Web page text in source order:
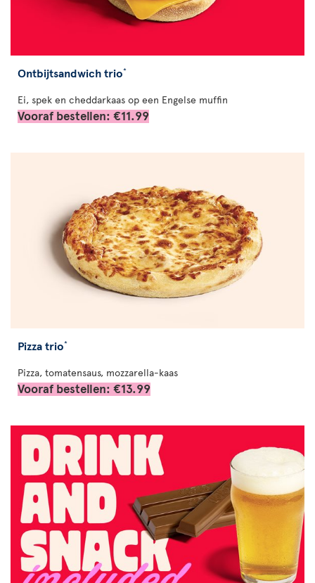
Ontbijtsandwich trio*
Ei, spek en cheddarkaas op een Engelse muffin
Vooraf bestellen: €11.99
Pizza trio*
Pizza, tomatensaus, mozzarella-kaas
Vooraf bestellen: €13.99